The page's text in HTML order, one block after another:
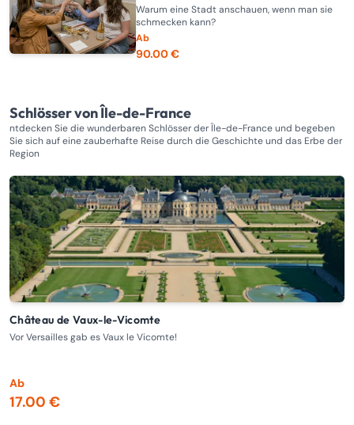
Prés
Warum eine Stadt anschauen, wenn man sie
schmecken kann?
Ab
90.00 €
Schlösser von Île-de-France
ntdecken Sie die wunderbaren Schlösser der Île-de-France und begeben
Sie sich auf eine zauberhafte Reise durch die Geschichte und das Erbe der
Region
Château de Vaux-le-Vicomte
Vor Versailles gab es Vaux le Vicomte!
Ab
17.00 €